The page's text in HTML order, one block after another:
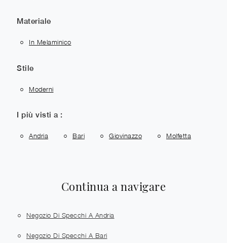
Materiale
In Melaminico
Stile
Moderni
I più visti a :
Andria Bari Giovinazzo Molfetta
Continua a navigare
Negozio Di Specchi A Andria
Negozio Di Specchi A Bari